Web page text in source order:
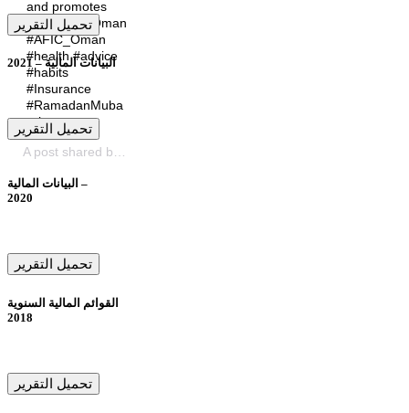
and promotes
fluid loss. #Oman
#AFIC_Oman
#health #advice
#habits
#Insurance
#RamadanMuba
rak
تحميل التقرير
البيانات المالية – 2021
تحميل التقرير
البيانات المالية –
2020
تحميل التقرير
القوائم المالية السنوية
2018
تحميل التقرير